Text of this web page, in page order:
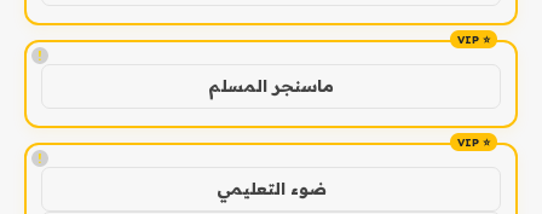
!
ماسنجر المسلم
!
ضوء التعليمي